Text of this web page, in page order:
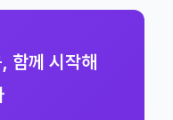
함께 시작해